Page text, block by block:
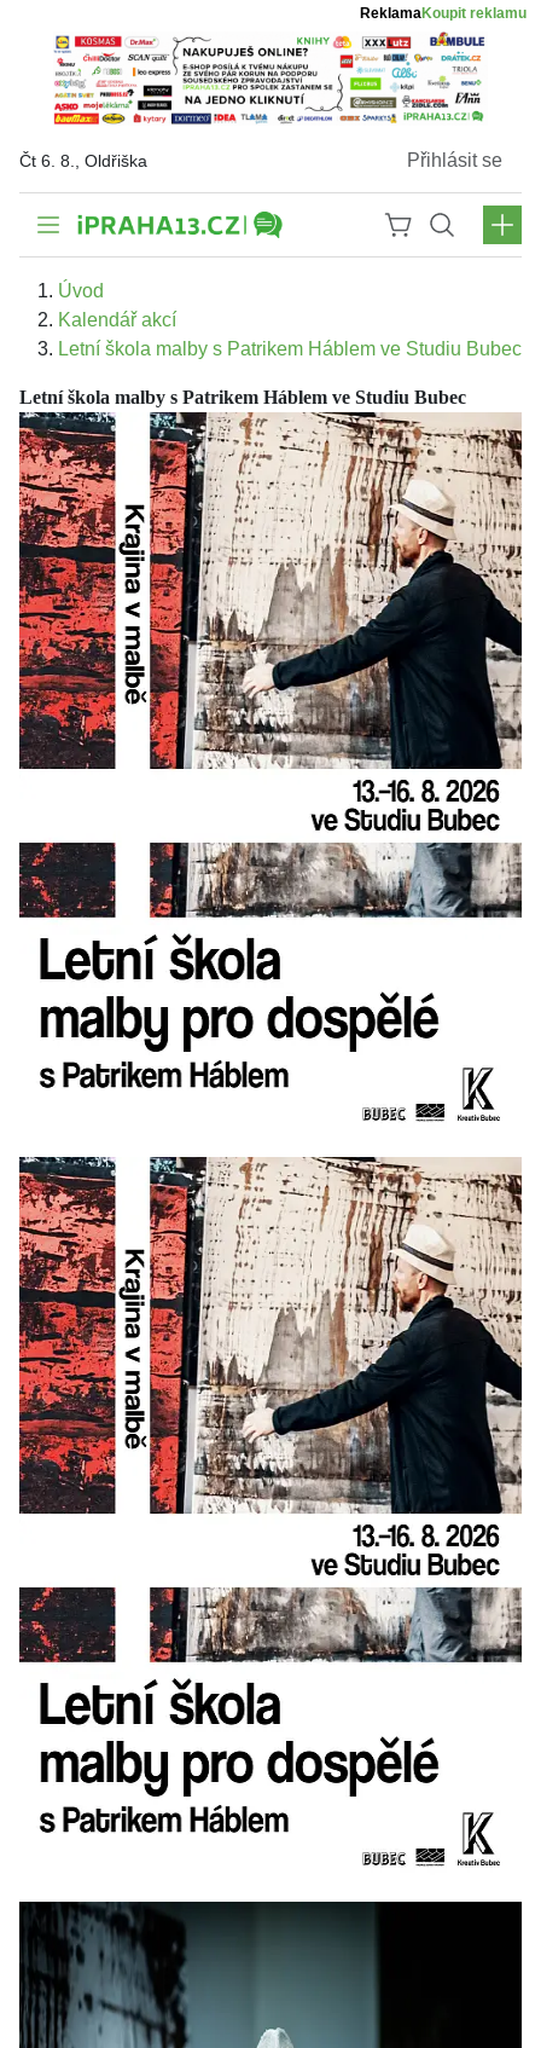
ReklamaKoupit reklamu
Čt 6. 8., Oldřiška Přihlásit se
Úvod
Kalendář akcí
Letní škola malby s Patrikem Háblem ve Studiu Bubec
Letní škola malby s Patrikem Háblem ve Studiu Bubec